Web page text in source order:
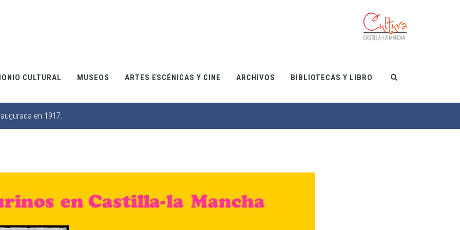
CULTURAL MUSEOS ARTES ESCÉNICAS Y CINE ARCHIVOS BIBLIOTECAS Y LIBRO
en 1917.